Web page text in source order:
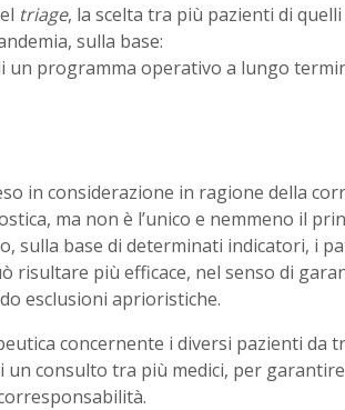
triage, la scelta tra più pazienti di
sulla base:
un programma operativo a lungo
in considerazione in ragione della
ma non è l’unico e nemmeno il
sulla base di determinati indicatori, i
risultare più efficace, nel senso di
esclusioni aprioristiche.
concernente i diversi pazienti da
consulto tra più medici, per